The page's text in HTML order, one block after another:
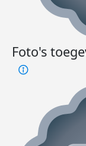
Foto's